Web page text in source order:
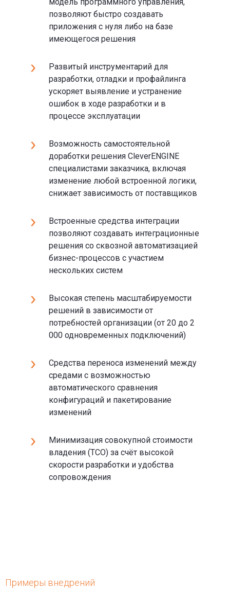
позволяют быстро создавать
приложения с нуля либо на базе
имеющегося решения
Развитый инструментарий для
разработки, отладки и профайлинга
ускоряет выявление и устранение
ошибок в ходе разработки и в
процессе эксплуатации
Возможность самостоятельной
доработки решения CleverENGINE
специалистами заказчика, включая
изменение любой встроенной логики,
снижает зависимость от поставщиков
Встроенные средства интеграции
позволяют создавать интеграционные
решения со сквозной автоматизацией
бизнес-процессов с участием
нескольких систем
Высокая степень масштабируемости
решений в зависимости от
потребностей организации (от 20 до 2
000 одновременных подключений)
Средства переноса изменений между
средами с возможностью
автоматического сравнения
конфигураций и пакетирование
изменений
Минимизация совокупной стоимости
владения (TCO) за счёт высокой
скорости разработки и удобства
сопровождения
Примеры внедрений